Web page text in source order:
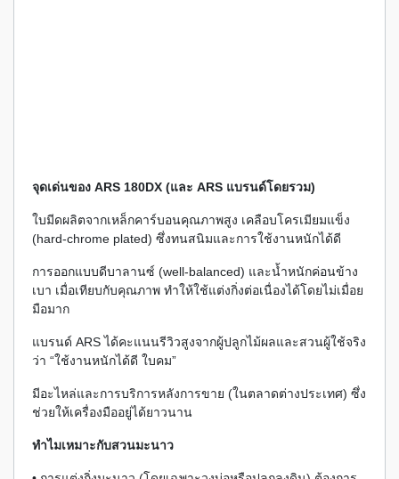
จุดเด่นของ ARS 180DX (และ ARS แบรนด์โดยรวม)
ใบมีดผลิตจากเหล็กคาร์บอนคุณภาพสูง เคลือบโครเมียมแข็ง
(hard-chrome plated) ซึ่งทนสนิมและการใช้งานหนักได้ดี
การออกแบบดีบาลานซ์ (well-balanced) และน้ำหนักค่อนข้าง
เบา เมื่อเทียบกับคุณภาพ ทำให้ใช้แต่งกิ่งต่อเนื่องได้โดยไม่เมื่อย
มือมาก
แบรนด์ ARS ได้คะแนนรีวิวสูงจากผู้ปลูกไม้ผลและสวนผู้ใช้จริง
ว่า “ใช้งานหนักได้ดี ใบคม”
มีอะไหล่และการบริการหลังการขาย (ในตลาดต่างประเทศ) ซึ่ง
ช่วยให้เครื่องมืออยู่ได้ยาวนาน
ทำไมเหมาะกับสวนมะนาว